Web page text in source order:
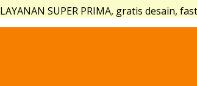
LAYANAN SUPER PRIMA, gratis desain,